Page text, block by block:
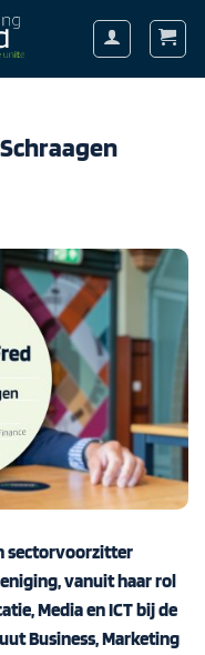
sectorvoorzitter
vanuit haar rol
Media en ICT bij de
Business, Marketing